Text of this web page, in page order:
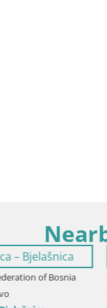
/ Federation of
/ Zenica